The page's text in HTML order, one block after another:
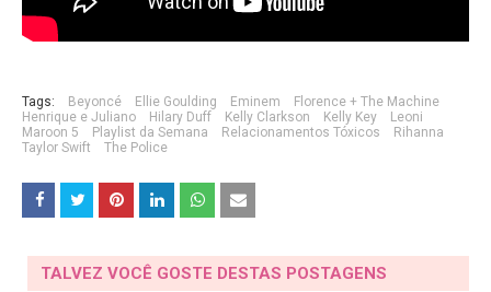
Tags: Beyoncé Ellie Goulding Eminem
Florence + The Machine
Henrique e Juliano
Hilary Duff Kelly Clarkson Kelly Key
Leoni
Maroon 5
Playlist da Semana Relacionamentos Tóxicos
Rihanna
Taylor Swift
The Police
TALVEZ VOCÊ GOSTE DESTAS POSTAGENS